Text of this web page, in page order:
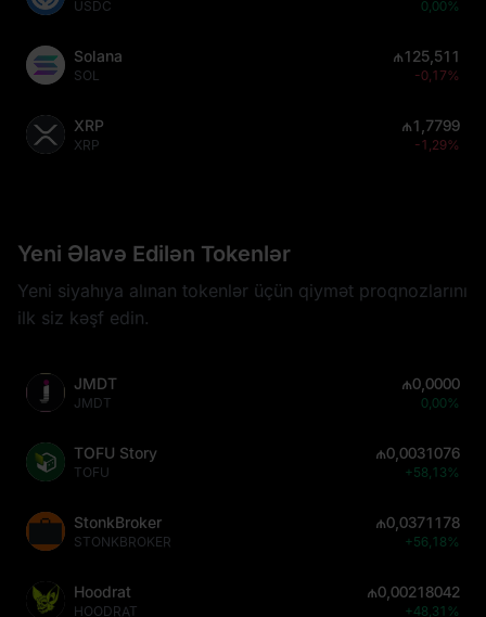
USDC 0,00%
Solana
SOL
₼125,511
-0,17%
XRP
XRP
₼1,7799
-1,29%
Yeni Əlavə Edilən Tokenlər
Yeni siyahıya alınan tokenlər üçün qiymət proqnozlarını
ilk siz kəşf edin.
JMDT
JMDT
₼0,0000
0,00%
TOFU Story
TOFU
₼0,0031076
+58,13%
StonkBroker
STONKBROKER
₼0,0371178
+56,18%
Hoodrat
HOODRAT
₼0,00218042
+48,31%